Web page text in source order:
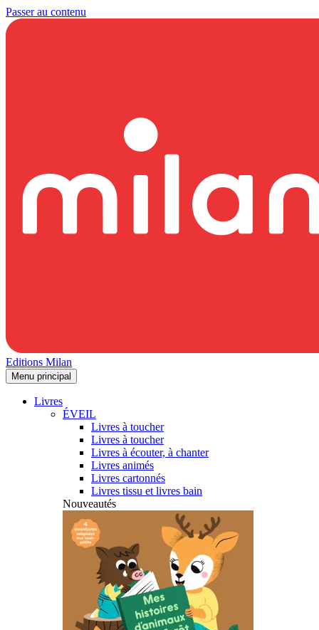
Passer au contenu
Editions Milan
Menu principal
Livres
ÉVEIL
Livres à toucher
Livres à toucher
Livres à écouter, à chanter
Livres animés
Livres cartonnés
Livres tissu et livres bain
Nouveautés